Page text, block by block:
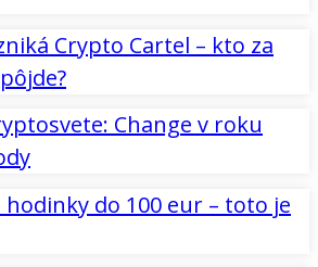
Crypto Cartel – kto za
Change v roku
do 100 eur – toto je